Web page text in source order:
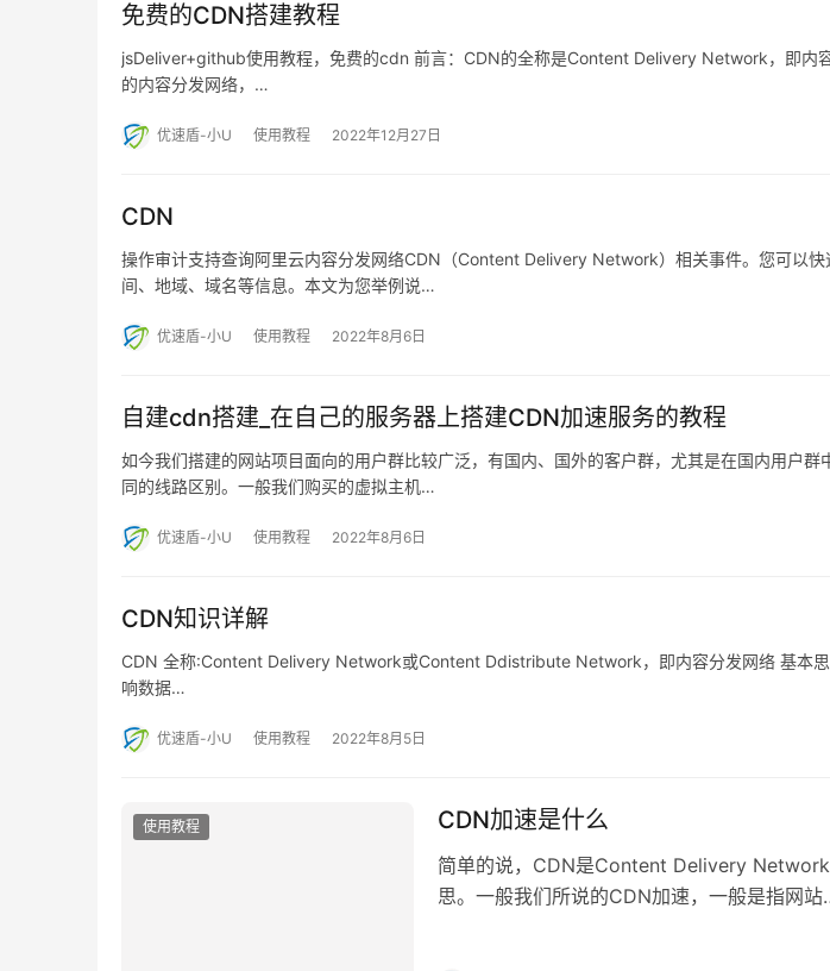
免费的CDN搭建教程
jsDeliver+github使用教程，免费的cdn 前言：CDN的全称是Content Delivery Network，即内
的内容分发网络，…
优速盾-小U 使用教程 2022年12月27日
CDN
操作审计支持查询阿里云内容分发网络CDN（Content Delivery Network）相关事件。您可以
间、地域、域名等信息。本文为您举例说…
优速盾-小U 使用教程 2022年8月6日
自建cdn搭建_在自己的服务器上搭建CDN加速服务的教程
如今我们搭建的网站项目面向的用户群比较广泛，有国内、国外的客户群，尤其是在国内用户群
同的线路区别。一般我们购买的虚拟主机…
优速盾-小U 使用教程 2022年8月6日
CDN知识详解
CDN 全称:Content Delivery Network或Content Ddistribute Network，即内容分发网络 基本
响数据…
优速盾-小U 使用教程 2022年8月5日
使用教程 CDN加速是什么
简单的说，CDN是Content Delivery Network
思。一般我们所说的CDN加速，一般是指网